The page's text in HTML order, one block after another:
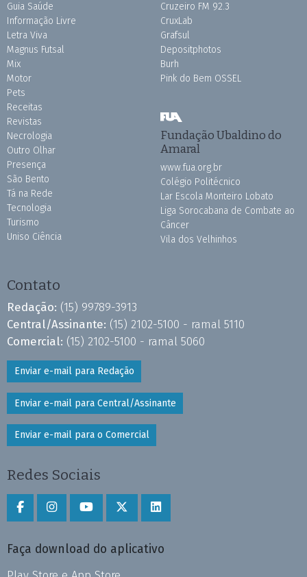
Guia Saúde
Informação Livre
Letra Viva
Magnus Futsal
Mix
Motor
Pets
Receitas
Revistas
Necrologia
Outro Olhar
Presença
São Bento
Tá na Rede
Tecnologia
Turismo
Uniso Ciência
Cruzeiro FM 92.3
CruxLab
Grafsul
Depositphotos
Burh
Pink do Bem OSSEL
Fundação Ubaldino do
Amaral
www.fua.org.br
Colégio Politécnico
Lar Escola Monteiro Lobato
Liga Sorocabana de Combate ao
Câncer
Vila dos Velhinhos
Contato
Redação: (15) 99789-3913
Central/Assinante: (15) 2102-5100 - ramal 5110
Comercial: (15) 2102-5100 - ramal 5060
Enviar e-mail para Redação
Enviar e-mail para Central/Assinante
Enviar e-mail para o Comercial
Redes Sociais
Faça download do aplicativo